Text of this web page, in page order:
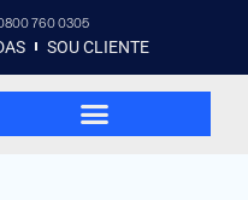
0800 760 0305
SOU CLIENTE